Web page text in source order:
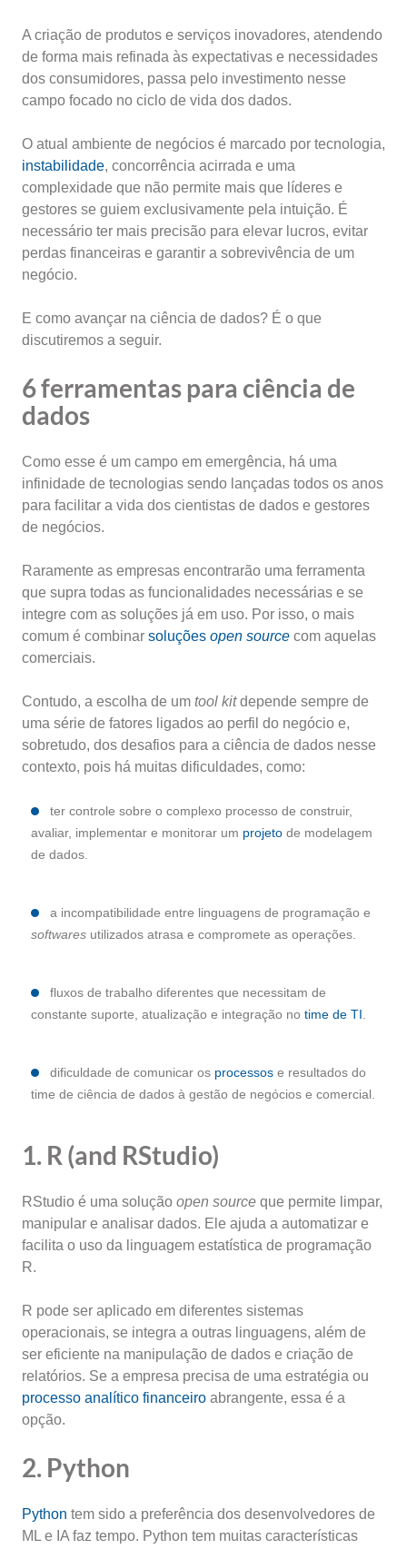
A criação de produtos e serviços inovadores, atendendo
de forma mais refinada às expectativas e necessidades
dos consumidores, passa pelo investimento nesse
campo focado no ciclo de vida dos dados.
O atual ambiente de negócios é marcado por tecnologia,
instabilidade, concorrência acirrada e uma
complexidade que não permite mais que líderes e
gestores se guiem exclusivamente pela intuição. É
necessário ter mais precisão para elevar lucros, evitar
perdas financeiras e garantir a sobrevivência de um
negócio.
E como avançar na ciência de dados? É o que
discutiremos a seguir.
6 ferramentas para ciência de
dados
Como esse é um campo em emergência, há uma
infinidade de tecnologias sendo lançadas todos os anos
para facilitar a vida dos cientistas de dados e gestores
de negócios.
Raramente as empresas encontrarão uma ferramenta
que supra todas as funcionalidades necessárias e se
integre com as soluções já em uso. Por isso, o mais
comum é combinar soluções open source com aquelas
comerciais.
Contudo, a escolha de um tool kitdepende sempre de
uma série de fatores ligados ao perfil do negócio e,
sobretudo, dos desafios para a ciência de dados nesse
contexto, pois há muitas dificuldades, como:
ter controle sobre o complexo processo de construir,
avaliar, implementar e monitorar um projeto de modelagem
de dados.
a incompatibilidade entre linguagens de programação e
softwares utilizados atrasa e compromete as operações.
fluxos de trabalho diferentes que necessitam de
constante suporte, atualização e integração no time de TI
dificuldade de comunicar os processos e resultados do
time de ciência de dados à gestão de negócios e comercial.
1. R (and RStudio)
RStudio é uma solução open source que permite limpar,
manipular e analisar dados. Ele ajuda a automatizar e
facilita o uso da linguagem estatística de programação
R.
R pode ser aplicado em diferentes sistemas
operacionais, se integra a outras linguagens, além de
ser eficiente na manipulação de dados e criação de
relatórios. Se a empresa precisa de uma estratégia ou
processo analítico financeiro abrangente, essa é a
opção.
2. Python
Python tem sido a preferência dos desenvolvedores de
ML e IA faz tempo. Python tem muitas características